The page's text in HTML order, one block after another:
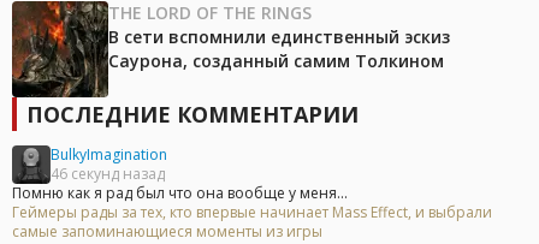
THE LORD OF THE RINGS
В сети вспомнили единственный эскиз
Саурона, созданный самим Толкином
ПОСЛЕДНИЕ КОММЕНТАРИИ
BulkyImagination
46 секунд назад
Помню как я рад был что она вообще у меня...
Геймеры рады за тех, кто впервые начинает Mass Effect, и выбрали
самые запоминающиеся моменты из игры